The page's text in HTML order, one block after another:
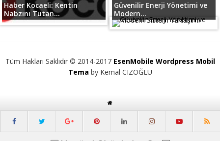
Haber Kocaeli: Kentin
Nabzını Tutan...
Güvenilir Enerji Yönetimi ve
Modern...
Tüm Hakları Saklıdır © 2014-2017 EsenMobile Wordpress Mobil
Tema by Kemal CIZOĞLU